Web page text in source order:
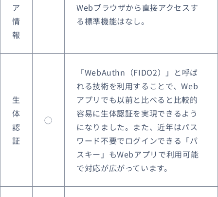
ア
情
報
Webブラウザから直接アクセスす
る標準機能はなし。
生
体
認
証
◯
「WebAuthn（FIDO2）」と呼ば
れる技術を利用することで、Web
アプリでも以前と比べると比較的
容易に生体認証を実現できるよう
になりました。 また、近年はパス
ワード不要でログインできる「パ
スキー」もWebアプリで利用可能
で対応が広がっています。